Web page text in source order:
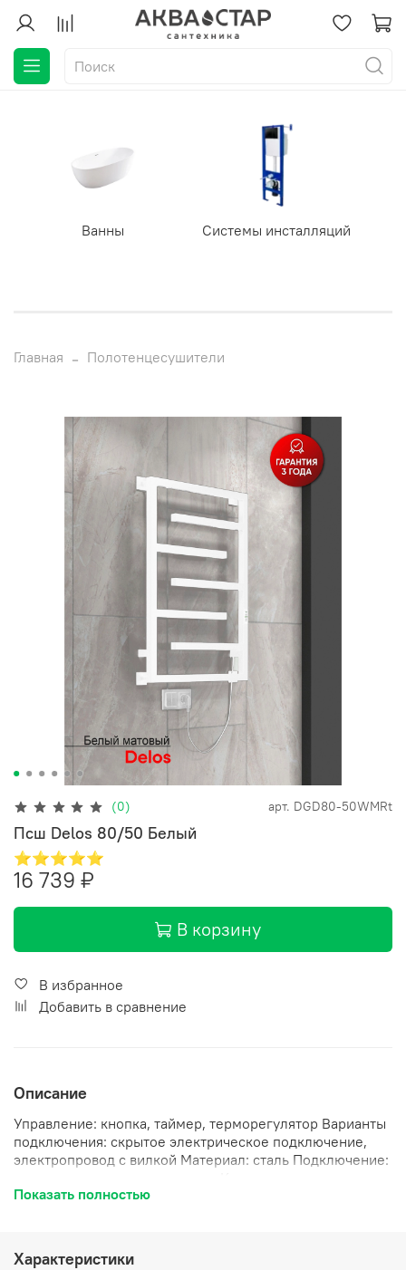
Ванны Системы инсталляций
Главная Полотенцесушители
(0) арт. DGD80-50WMRt
Псш Delos 80/50 Белый
⭐⭐⭐⭐⭐
16 739 ₽
В корзину
В избранное
Добавить в сравнение
Описание
Управление: кнопка, таймер, терморегулятор Варианты
подключения: скрытое электрическое подключение,
электропровод с вилкой Материал: сталь Подключение:
7
Показать полностью
Характеристики